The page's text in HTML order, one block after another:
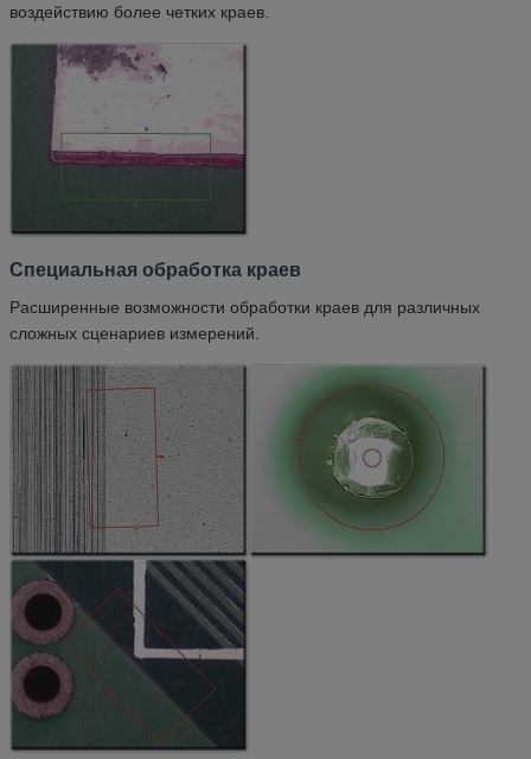
воздействию более четких краев.
Специальная обработка краев
Расширенные возможности обработки краев для различных
сложных сценариев измерений.